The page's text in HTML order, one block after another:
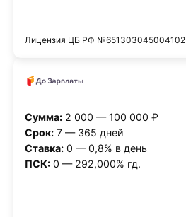
Лицензия ЦБ РФ №651303045004102
Сумма:2 000 — 100 000 ₽
Срок:7 — 365 дней
Ставка:0 — 0,8% в день
ПСК:0 — 292,000% гд.